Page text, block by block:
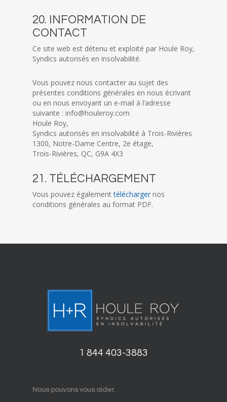
20. INFORMATION DE
CONTACT
Ce site web est détenu et exploité par Houle Roy,
Syndics autorisés en insolvabilité.
Vous pouvez nous contacter au sujet des
présentes conditions générales en nous écrivant
ou en nous envoyant un e-mail à l’adresse
suivante : info@houleroy.com
Houle Roy,
Syndics autorisés en insolvabilité à Trois-Rivières
1300, Notre-Dame Centre, 2e étage,
Trois-Rivières, QC, G9A 4X3
21. TÉLÉCHARGEMENT
Vous pouvez égalementtéléchargernos
conditions générales au format PDF.
1 844 403-3883
Nous pouvons vous aider.